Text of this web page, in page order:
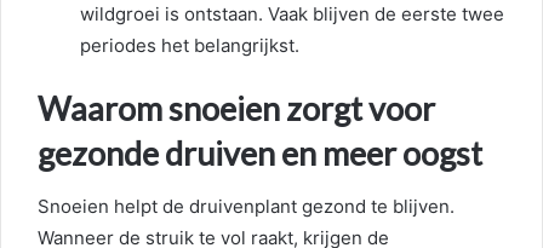
wildgroei is ontstaan. Vaak blijven de eerste twee
periodes het belangrijkst.
Waarom snoeien zorgt voor
gezonde druiven en meer oogst
Snoeien helpt de druivenplant gezond te blijven.
Wanneer de struik te vol raakt, krijgen de